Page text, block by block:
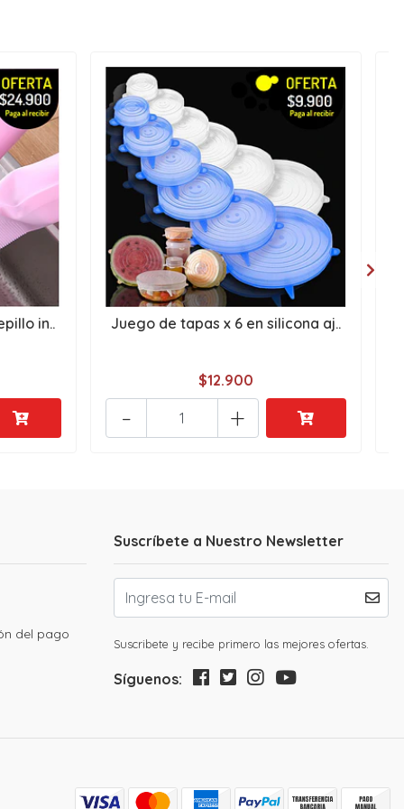
in.. Juego de tapas x 6 en silicona aj..
$12.900
+
-
del pago
Suscríbete a Nuestro Newsletter
Suscribete y recibe primero las mejores ofertas.
Síguenos: